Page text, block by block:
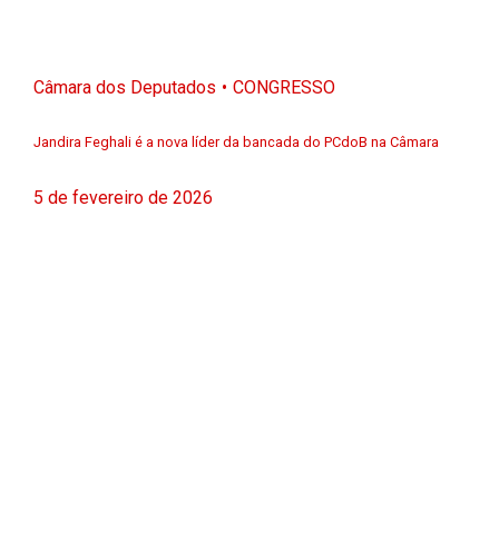
Câmara dos Deputados CONGRESSO
Jandira Feghali é a nova líder da bancada do PCdoB na Câmara
5 de fevereiro de 2026